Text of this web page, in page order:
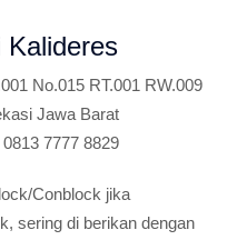
Kalideres
No.015 RT.001 RW.009
Jawa Barat
7777 8829
Conblock jika
sering di berikan dengan